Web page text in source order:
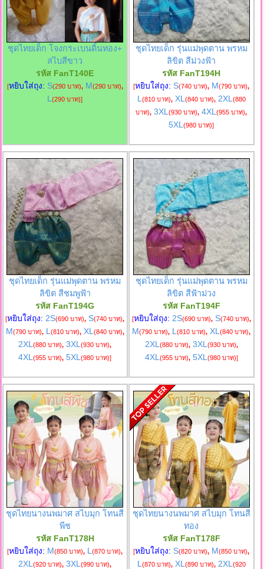
ชุดไทยเด็ก โจงกระเบนดิ้นทอง+
สไบสีขาว
รหัส FanT140E
[หยิบใส่ถุง: S(290 บาท), M(290 บาท),
L(290 บาท)]
ชุดไทยเด็ก รุ่นแม่พุดตาน พรหม
ลิขิต สีม่วงฟ้า
รหัส FanT194H
[หยิบใส่ถุง: S(740 บาท), M(790 บาท),
L (810 บาท), XL (840 บาท), 2XL (880
บาท), 3XL(930 บาท), 4XL(955 บาท),
5XL(980 บาท)]
ชุดไทยเด็ก รุ่นแม่พุดตาน พรหม
ลิขิต สีชมพูฟ้า
รหัส FanT194G
[หยิบใส่ถุง: 2S(690 บาท), S(740 บาท),
M(790 บาท), L (810 บาท), XL (840 บาท),
2XL(880 บาท), 3XL(930 บาท),
4XL(955 บาท), 5XL(980 บาท)]
ชุดไทยเด็ก รุ่นแม่พุดตาน พรหม
ลิขิต สีฟ้าม่วง
รหัส FanT194F
[หยิบใส่ถุง: 2S(690 บาท), S(740 บาท),
M(790 บาท), L(810 บาท), XL(840 บาท),
2XL (880 บาท), 3XL (930 บาท),
4XL (955 บาท), 5XL (980 บาท)]
ชุดไทยนางนพมาศ สไบมุก โทนสี
พีช
รหัส FanT178H
[หยิบใส่ถุง: M(850 บาท), L(870 บาท),
2XL(920 บาท), 3XL(990 บาท),
ชุดไทยนางนพมาศ สไบมุก โทนสี
ทอง
รหัส FanT178F
[หยิบใส่ถุง: S(820 บาท), M(850 บาท),
L (870 บาท), XL (890 บาท), 2XL (920